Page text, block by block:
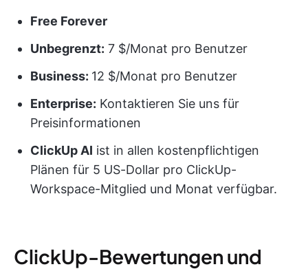
Free Forever
Unbegrenzt: 7 $/Monat pro Benutzer
Business: 12 $/Monat pro Benutzer
Enterprise: Kontaktieren Sie uns für
Preisinformationen
ClickUp AI ist in allen kostenpflichtigen
Plänen für 5 US-Dollar pro ClickUp-
Workspace-Mitglied und Monat verfügbar.
ClickUp-Bewertungen und